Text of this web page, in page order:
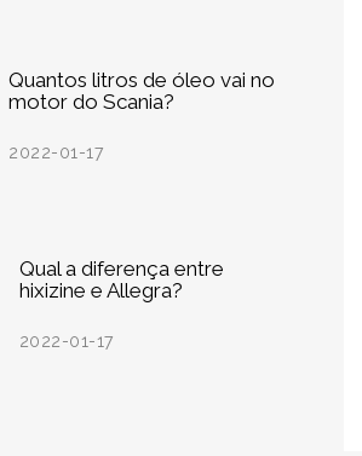
Quantos litros de óleo vai no
motor do Scania?
2022-01-17
Qual a diferença entre
hixizine e Allegra?
2022-01-17